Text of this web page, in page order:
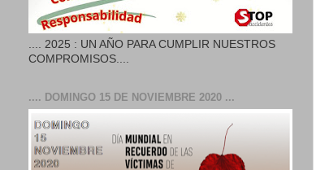
.... 2025 : UN AÑO PARA CUMPLIR NUESTROS
COMPROMISOS....
.... DOMINGO 15 DE NOVIEMBRE 2020 ...